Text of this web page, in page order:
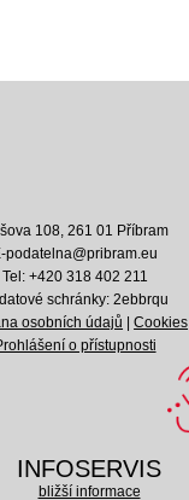
108, 261 01 Příbram
podatelna@pribram.eu
Tel: +420 318 402 211
datové schránky: 2ebbrqu
osobních údajů |Cookies
o přístupnosti
INFOSERVIS
bližší informace